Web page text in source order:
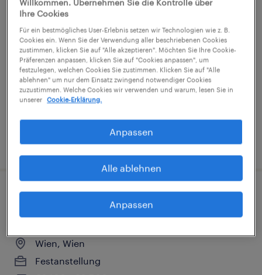
Kanzleiassistenz (m/w/d) | Teilzeit
Schwechat, Niederosterreich
Festanstellung
€2,400 - €3,600 pro monat
veröffentlicht am 31. Juli 2026
Studentische Unterstützung / Support
Marketing & Sales (m/w/d)
Wien, Wien
Festanstellung
Willkommen. Übernehmen Sie die Kontrolle über
Ihre Cookies
Für ein bestmögliches User-Erlebnis setzen wir Technologien wie z. B.
Cookies ein. Wenn Sie der Verwendung aller beschriebenen Cookies
zustimmen, klicken Sie auf "Alle akzeptieren". Möchten Sie Ihre Cookie-
Präferenzen anpassen, klicken Sie auf "Cookies anpassen", um
festzulegen, welchen Cookies Sie zustimmen. Klicken Sie auf "Alle
ablehnen" um nur dem Einsatz zwingend notwendiger Cookies
zuzustimmen. Welche Cookies wir verwenden und warum, lesen Sie in
unserer
Cookie-Erklärung.
Anpassen
Alle ablehnen
Anpassen